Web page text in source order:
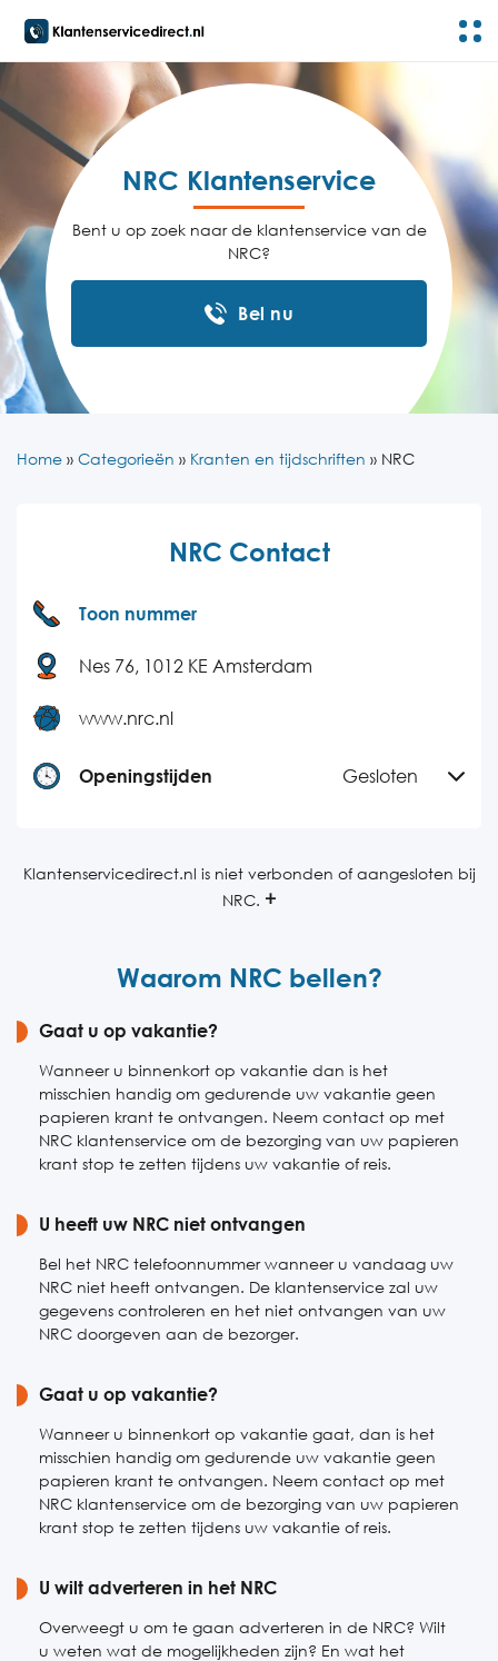
NRC Klantenservice
Bent u op zoek naar de klantenservice van de
NRC?
Bel nu
Home » Categorieën » Kranten en tijdschriften » NRC
NRC Contact
Toon nummer
Nes 76, 1012 KE Amsterdam
www.nrc.nl
Openingstijden Gesloten
Dinsdag
08:30-18:00
08:30-18:00
Zaterdag
Zondag
Klantenservicedirect.nl is niet verbonden of aangesloten bij
NRC.
Waarom NRC bellen?
Gaat u op vakantie?
Wanneer u binnenkort op vakantie dan is het
misschien handig om gedurende uw vakantie geen
papieren krant te ontvangen. Neem contact op met
NRC klantenservice om de bezorging van uw papieren
krant stop te zetten tijdens uw vakantie of reis.
U heeft uw NRC niet ontvangen
Bel het NRC telefoonnummer wanneer u vandaag uw
NRC niet heeft ontvangen. De klantenservice zal uw
gegevens controleren en het niet ontvangen van uw
NRC doorgeven aan de bezorger.
Gaat u op vakantie?
Wanneer u binnenkort op vakantie gaat, dan is het
misschien handig om gedurende uw vakantie geen
papieren krant te ontvangen. Neem contact op met
NRC klantenservice om de bezorging van uw papieren
krant stop te zetten tijdens uw vakantie of reis.
U wilt adverteren in het NRC
Overweegt u om te gaan adverteren in de NRC? Wilt
u weten wat de mogelijkheden zijn? En wat het